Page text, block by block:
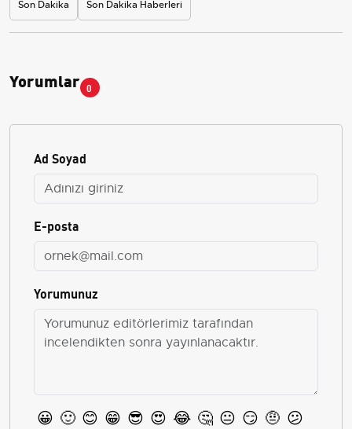
Son Dakika Son Dakika Haberleri
Yorumlar 0
Ad Soyad
E-posta
Yorumunuz
😀 🙂 😊 😁 😎 😍 😂 🤔 😐 😏 🤨 😕